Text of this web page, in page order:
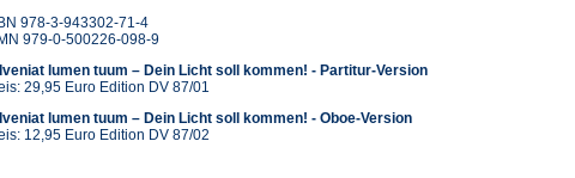
978-3-943302-71-4
979-0-500226-098-9
lumen tuum – Dein Licht soll kommen! - Partitur-Version
29,95 Euro Edition DV 87/01
lumen tuum – Dein Licht soll kommen! - Oboe-Version
12,95 Euro Edition DV 87/02